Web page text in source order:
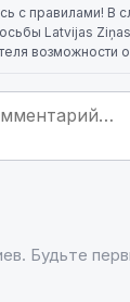
с правилами! В
Latvijas
возможности
Будьте